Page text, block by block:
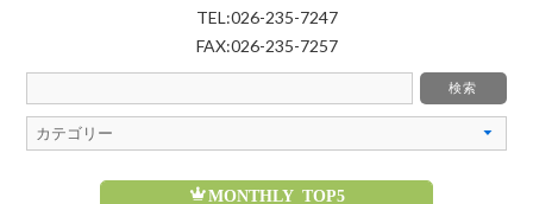
TEL:026-235-7247
FAX:026-235-7257
MONTHLY TOP5